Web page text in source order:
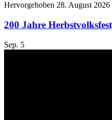
Hervorgehoben 28. August 2026
200 Jahre
Sep. 5